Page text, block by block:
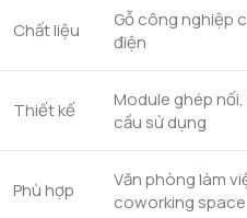
Chất liệu
Gỗ công nghiệp
điện
Thiết kế
Module ghép
cầu sử dụng
Phù hợp
Văn phòng làm
coworking space